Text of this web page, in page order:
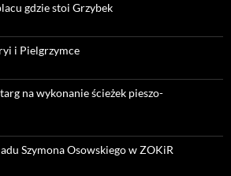
gdzie stoi Grzybek
i Pielgrzymce
na wykonanie ścieżek pieszo-
Szymona Osowskiego w ZOKiR